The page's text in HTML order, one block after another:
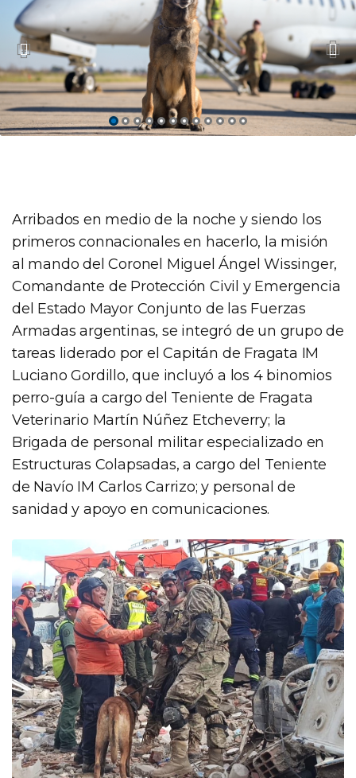
Arribados en medio de la noche y siendo los
primeros connacionales en hacerlo, la misión
al mando del Coronel Miguel Ángel Wissinger,
Comandante de Protección Civil y Emergencia
del Estado Mayor Conjunto de las Fuerzas
Armadas argentinas, se integró de un grupo de
tareas liderado por el Capitán de Fragata IM
Luciano Gordillo, que incluyó a los 4 binomios
perro-guía a cargo del Teniente de Fragata
Veterinario Martín Núñez Etcheverry; la
Brigada de personal militar especializado en
Estructuras Colapsadas, a cargo del Teniente
de Navío IM Carlos Carrizo; y personal de
sanidad y apoyo en comunicaciones.